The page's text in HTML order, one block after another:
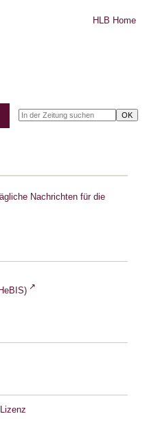
HLB Home
Nachrichten für die